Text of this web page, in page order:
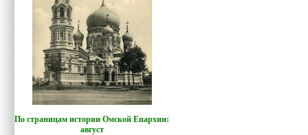
По страницам истории Омской Епархии:
август